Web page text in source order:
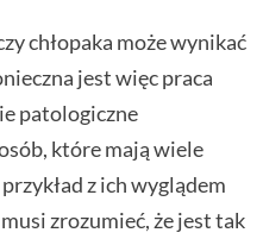
chłopaka może wynikać
jest więc praca
patologiczne
które mają wiele
z ich wyglądem
zrozumieć, że jest tak